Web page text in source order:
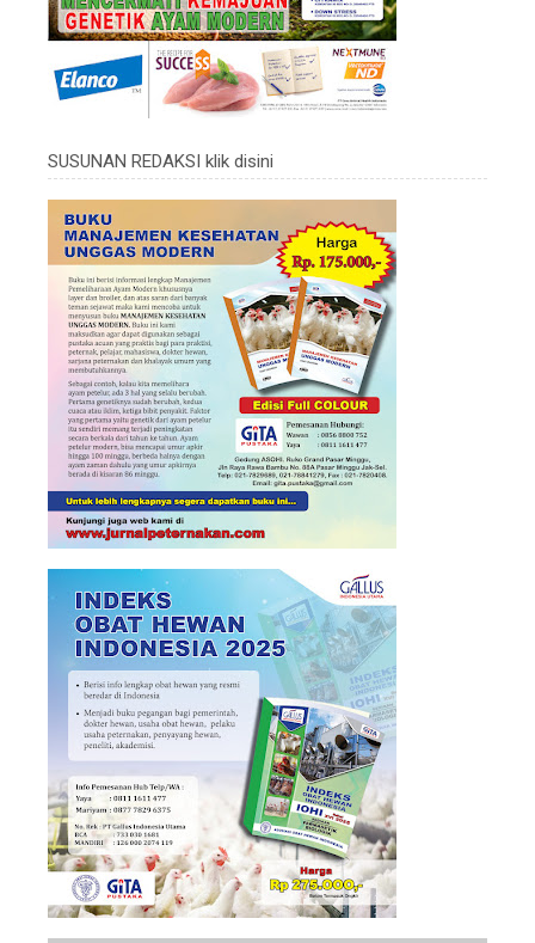
SUSUNAN REDAKSI klik disini